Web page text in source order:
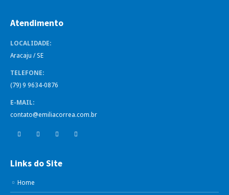
Atendimento
LOCALIDADE:
Aracaju / SE
TELEFONE:
(79) 9 9634-0876
E-MAIL:
contato@emiliacorrea.com.br
Links do Site
Home